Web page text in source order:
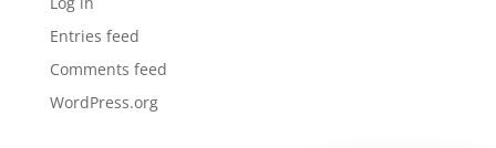
Entries feed
Comments feed
WordPress.org